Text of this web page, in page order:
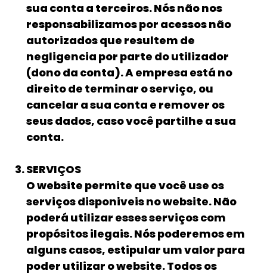
sua conta a terceiros. Nós não nos
responsabilizamos por acessos não
autorizados que resultem de
negligencia por parte do utilizador
(dono da conta). A empresa está no
direito de terminar o serviço, ou
cancelar a sua conta e remover os
seus dados, caso você partilhe a sua
conta.
SERVIÇOS
O website permite que você use os
serviços disponiveis no website. Não
poderá utilizar esses serviços com
propósitos ilegais. Nós poderemos em
alguns casos, estipular um valor para
poder utilizar o website. Todos os